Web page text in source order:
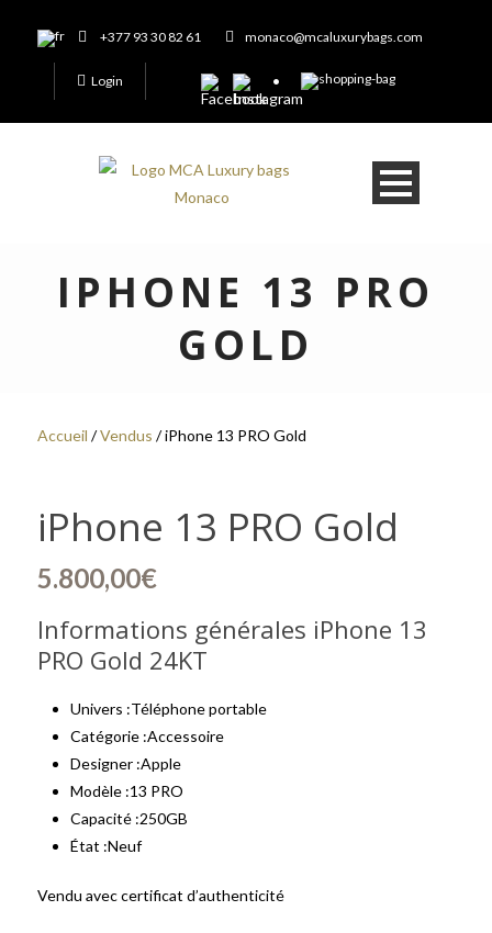
+377 93 30 82 61 monaco@mcaluxurybags.com
Login
IPHONE 13 PRO
GOLD
Accueil /Vendus / iPhone 13 PRO Gold
iPhone 13 PRO Gold
5.800,00€
Informations générales iPhone 13
PRO Gold 24KT
Univers :Téléphone portable
Catégorie :Accessoire
Designer :Apple
Modèle :13 PRO
Capacité :250GB
État :Neuf
Vendu avec certificat d’authenticité